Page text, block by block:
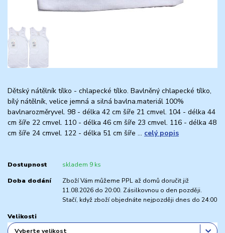
Dětský nátělník tílko - chlapecké tílko. Bavlněný chlapecké tílko,
bílý nátělník, velice jemná a silná bavlna.materiál 100%
bavlnarozměryvel. 98 - délka 42 cm šíře 21 cmvel. 104 - délka 44
cm šíře 22 cmvel. 110 - délka 46 cm šíře 23 cmvel. 116 - délka 48
cm šíře 24 cmvel. 122 - délka 51 cm šíře ... celý popis
Dostupnost skladem 9 ks
Doba dodání
Zboží Vám můžeme PPL až domů doručit již
11.08.2026 do 20:00. Zásilkovnou o den později.
Stačí, když zboží objednáte nejpozději dnes do 24:00
Velikosti